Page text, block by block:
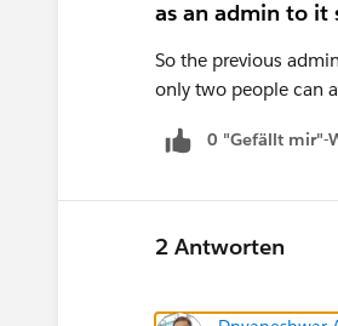
as an admin to it
So the previous
only two people can
0 "Gefällt mir"-
2 Antworten